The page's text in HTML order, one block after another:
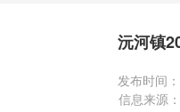
沅河镇
发布时间
信息来源